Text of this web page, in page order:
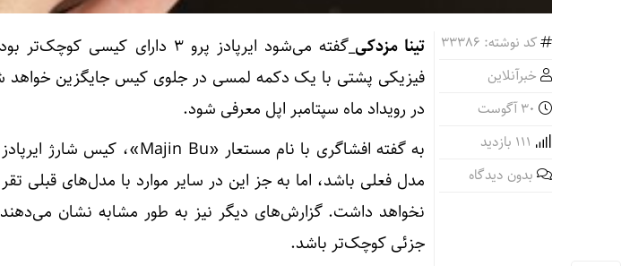
کد نوشته: 33386
خبرآنلاین
بدون دیدگاه
تینا مزدکی_
گفته می‌شود ایرپادز پرو ۳
فیزیکی پشتی با یک دکمه لمسی در جلوی کیس جایگزین خواهد
در رویداد ماه سپتامبر اپل معرفی شود.
مدل فعلی باشد، اما به جز این در سایر موارد با مدل‌های قبلی
نخواهد داشت. گزارش‌های دیگر نیز به طور مشابه نشان
جزئی کوچک‌تر باشد.